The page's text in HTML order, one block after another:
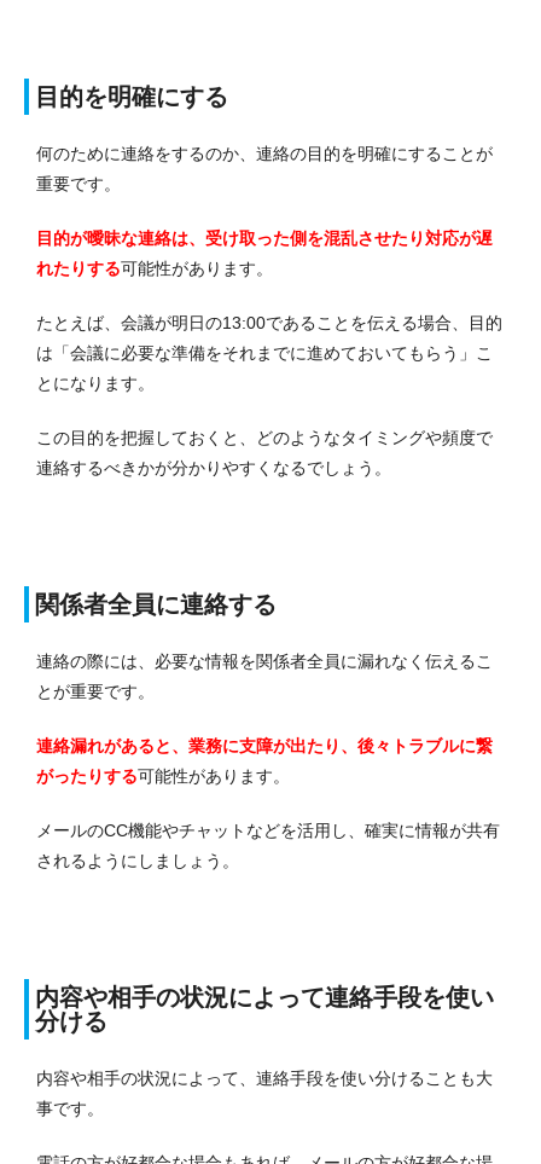
目的を明確にする
何のために連絡をするのか、連絡の目的を明確にすることが
重要です。
目的が曖昧な連絡は、受け取った側を混乱させたり対応が遅
れたりする可能性があります。
たとえば、会議が明日の13:00であることを伝える場合、目的
は「会議に必要な準備をそれまでに進めておいてもらう」こ
とになります。
この目的を把握しておくと、どのようなタイミングや頻度で
連絡するべきかが分かりやすくなるでしょう。
関係者全員に連絡する
連絡の際には、必要な情報を関係者全員に漏れなく伝えるこ
とが重要です。
連絡漏れがあると、業務に支障が出たり、後々トラブルに繋
がったりする可能性があります。
メールのCC機能やチャットなどを活用し、確実に情報が共有
されるようにしましょう。
内容や相手の状況によって連絡手段を使い
分ける
内容や相手の状況によって、連絡手段を使い分けることも大
事です。